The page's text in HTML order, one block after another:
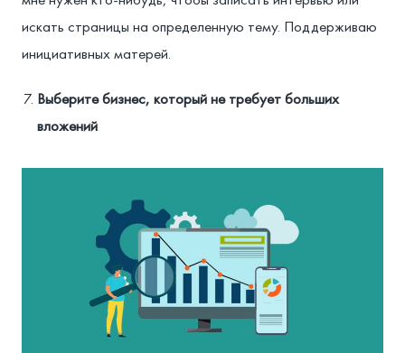
искать страницы на определенную тему. Поддерживаю
инициативных матерей.
Выберите бизнес, который не требует больших
вложений